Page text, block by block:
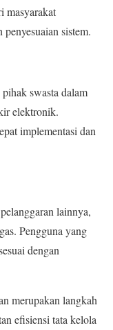
masyarakat
sistem.
swasta dalam
elektronik.
implementasi dan
lainnya,
Pengguna yang
dengan
merupakan langkah
efisiensi tata kelola